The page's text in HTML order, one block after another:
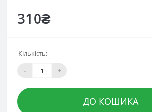
310₴
Кількість:
-
+
ДО КОШИКА